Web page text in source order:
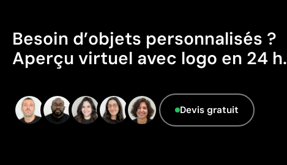
Besoin d’objets personnalisés ?
Aperçu virtuel avec logo en 24 h.
Devis gratuit